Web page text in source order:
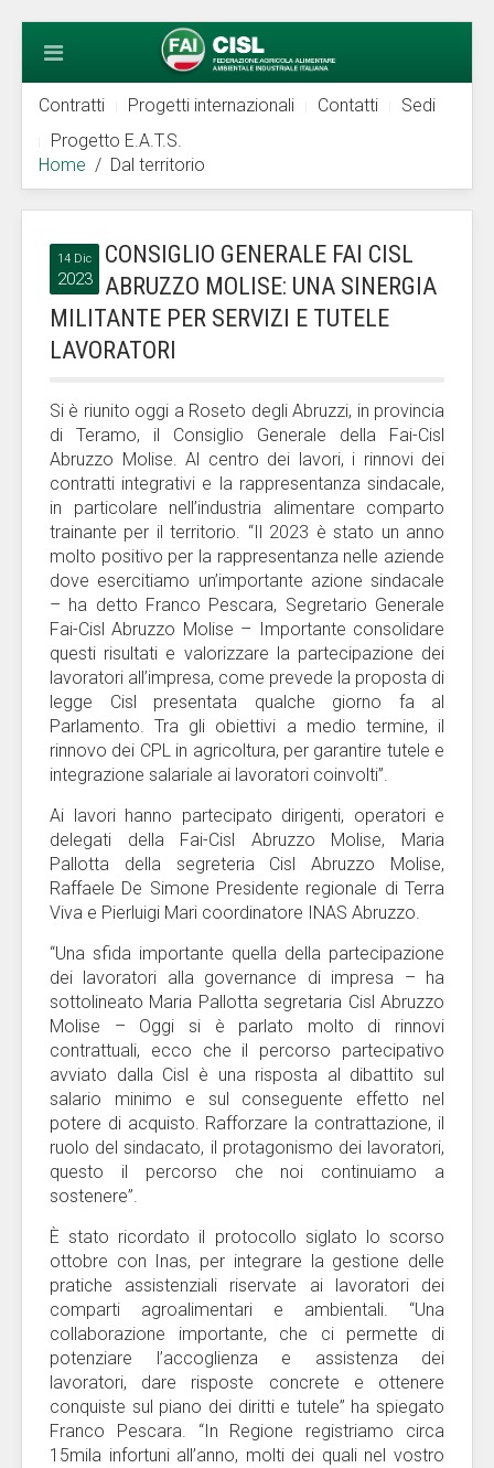
Contratti Progetti internazionali Contatti
Sedi
Progetto E.A.T.S.
Home
Dal territorio
14 Dic
2023
CONSIGLIO GENERALE FAI CISL
ABRUZZO MOLISE: UNA SINERGIA
MILITANTE PER SERVIZI E TUTELE
LAVORATORI
Si è riunito oggi a Roseto degli Abruzzi, in provincia
di Teramo, il Consiglio Generale della Fai-Cisl
Abruzzo Molise. Al centro dei lavori, i rinnovi dei
contratti integrativi e la rappresentanza sindacale,
in particolare nell’industria alimentare comparto
trainante per il territorio. “Il 2023 è stato un anno
molto positivo per la rappresentanza nelle aziende
dove esercitiamo un’importante azione sindacale
– ha detto Franco Pescara, Segretario Generale
Fai-Cisl Abruzzo Molise – Importante consolidare
questi risultati e valorizzare la partecipazione dei
lavoratori all’impresa, come prevede la proposta di
legge Cisl presentata qualche giorno fa al
Parlamento. Tra gli obiettivi a medio termine, il
rinnovo dei CPL in agricoltura, per garantire tutele e
integrazione salariale ai lavoratori coinvolti”.
Ai lavori hanno partecipato dirigenti, operatori e
delegati della Fai-Cisl Abruzzo Molise, Maria
Pallotta della segreteria Cisl Abruzzo Molise,
Raffaele De Simone Presidente regionale di Terra
Viva e Pierluigi Mari coordinatore INAS Abruzzo.
“Una sfida importante quella della partecipazione
dei lavoratori alla governance di impresa – ha
sottolineato Maria Pallotta segretaria Cisl Abruzzo
Molise – Oggi si è parlato molto di rinnovi
contrattuali, ecco che il percorso partecipativo
avviato dalla Cisl è una risposta al dibattito sul
salario minimo e sul conseguente effetto nel
potere di acquisto. Rafforzare la contrattazione, il
ruolo del sindacato, il protagonismo dei lavoratori,
questo il percorso che noi continuiamo a
sostenere”.
È stato ricordato il protocollo siglato lo scorso
ottobre con Inas, per integrare la gestione delle
pratiche assistenziali riservate ai lavoratori dei
comparti agroalimentari e ambientali. “Una
collaborazione importante, che ci permette di
potenziare l’accoglienza e assistenza dei
lavoratori, dare risposte concrete e ottenere
conquiste sul piano dei diritti e tutele” ha spiegato
Franco Pescara. “In Regione registriamo circa
15mila infortuni all’anno, molti dei quali nel vostro